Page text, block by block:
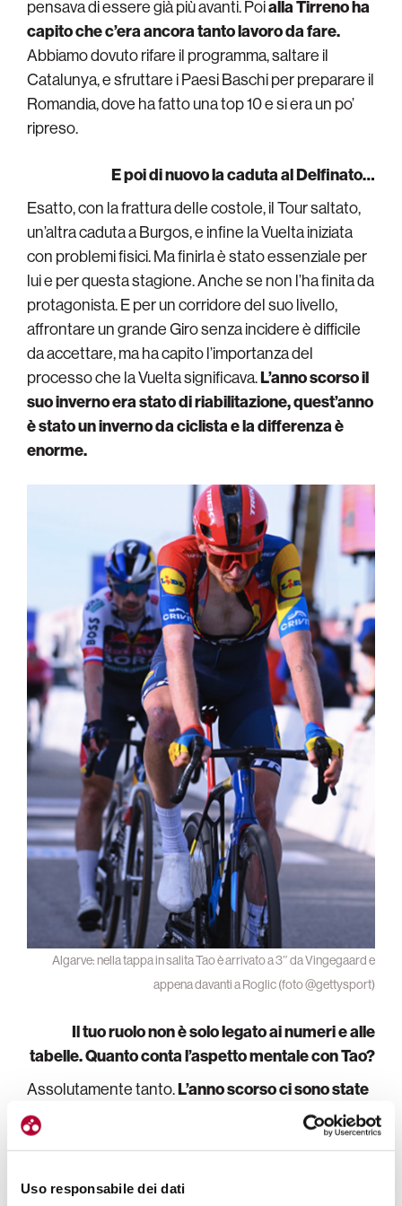
Uso responsabile dei dati
pensava di essere già più avanti. Poialla Tirreno ha
capito che c’era ancora tanto lavoro da fare.
Abbiamo dovuto rifare il programma, saltare il
Catalunya, e sfruttare i Paesi Baschi per preparare il
Romandia, dove ha fatto una top 10 e si era un po’
ripreso.
E poi di nuovo la caduta al Delfinato…
Esatto, con la frattura delle costole, il Tour saltato,
un’altra caduta a Burgos, e infine la Vuelta iniziata
con problemi fisici. Ma finirla è stato essenziale per
lui e per questa stagione. Anche se non l’ha finita da
protagonista. E per un corridore del suo livello,
affrontare un grande Giro senza incidere è difficile
da accettare, ma ha capito l’importanza del
processo che la Vuelta significava.L’anno scorso il
suo inverno era stato di riabilitazione, quest’anno
è stato un inverno da ciclista e la differenza è
enorme.
Algarve: nella tappa in salita Tao è arrivato a 3″ da Vingegaard e
appena davanti a Roglic (foto @gettysport)
Il tuo ruolo non è solo legato ai numeri e alle
tabelle. Quanto conta l’aspetto mentale con Tao?
Assolutamente tanto.L’anno scorso ci sono state
delle discussioni con lui. Noi cercavamo di fargli
capire che ci voleva tempo, ma lui voleva subito il
risultati, ma sappiamo anche che i processi di